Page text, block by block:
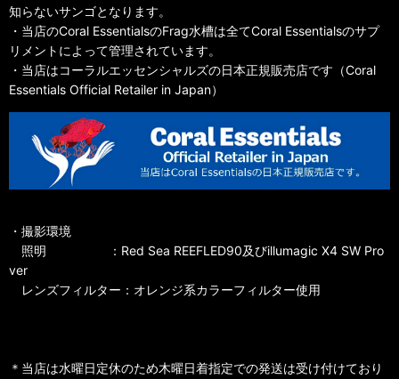
知らないサンゴとなります。
・当店のCoral EssentialsのFrag水槽は全てCoral Essentialsのサプ
リメントによって管理されています。
・当店はコーラルエッセンシャルズの日本正規販売店です（Coral
Essentials Official Retailer in Japan）
・撮影環境
照明 ：Red Sea REEFLED90及びillumagic X4 SW Pro
ver
レンズフィルター：オレンジ系カラーフィルター使用
＊当店は水曜日定休のため木曜日着指定での発送は受け付けており